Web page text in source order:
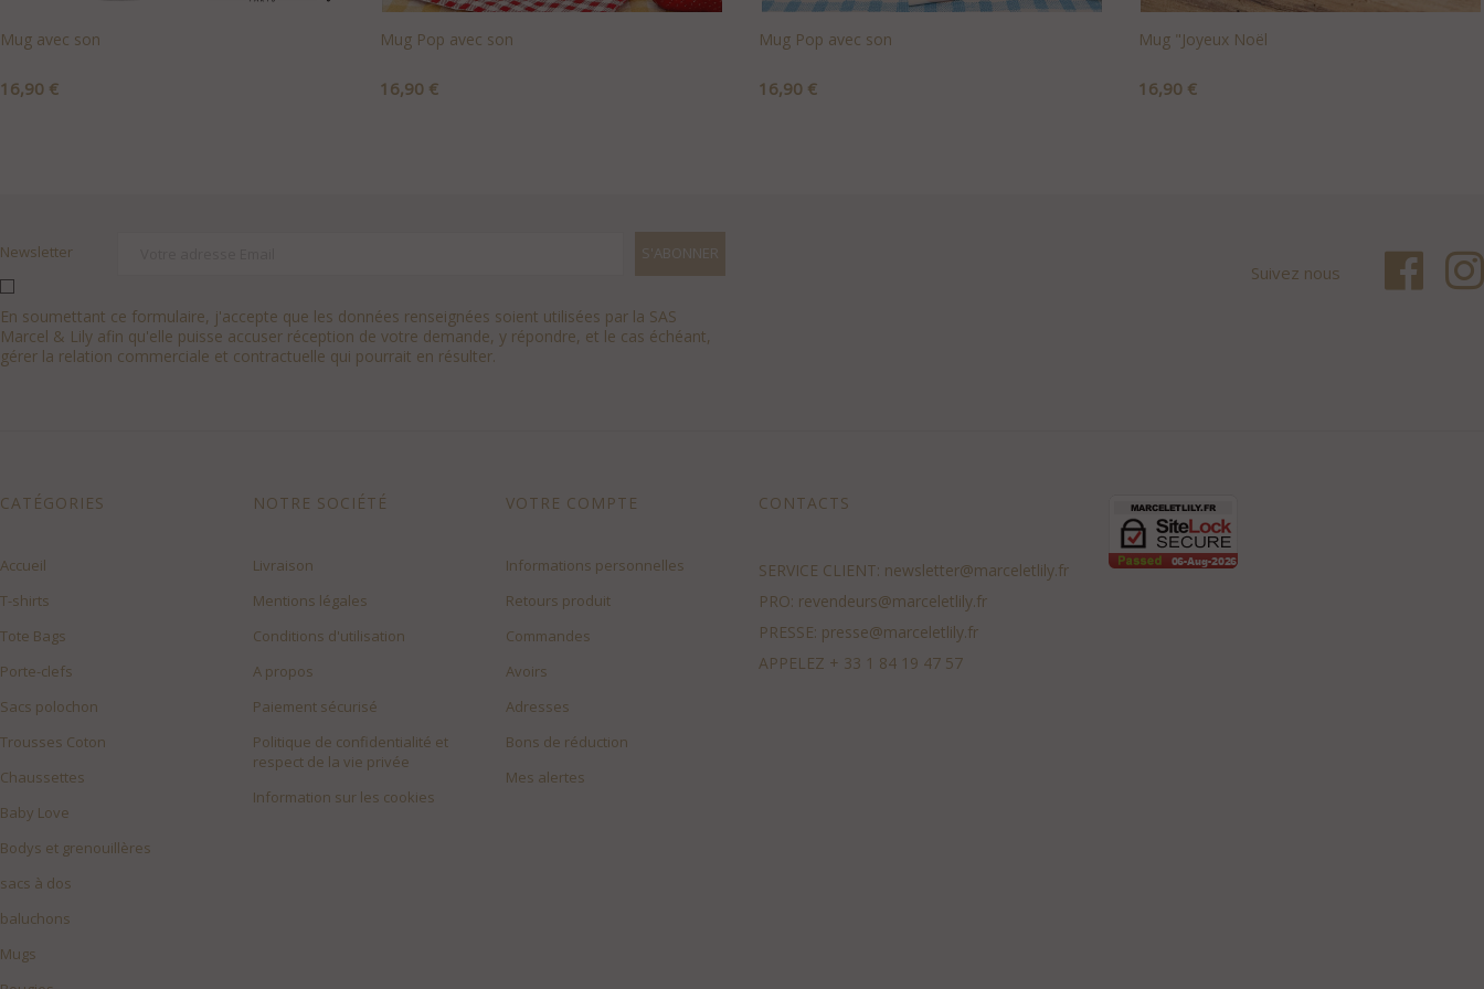
Mug avec son
Prix
16,90 €
Mug Pop avec son
Prix
16,90 €
Mug Pop avec son
Prix
16,90 €
Mug "Joyeux Noël
Prix
16,90 €
Newsletter
En soumettant ce formulaire, j'accepte que les données renseignées soient utilisées par la SAS
Marcel & Lily afin qu'elle puisse accuser réception de votre demande, y répondre, et le cas échéant,
gérer la relation commerciale et contractuelle qui pourrait en résulter.
Suivez nous
CATÉGORIES
Accueil
T-shirts
Tote Bags
Porte-clefs
Sacs polochon
Trousses Coton
Chaussettes
Baby Love
Bodys et grenouillères
sacs à dos
baluchons
Mugs
NOTRE SOCIÉTÉ
Livraison
Mentions légales
Conditions d'utilisation
A propos
Paiement sécurisé
Politique de confidentialité et
respect de la vie privée
Information sur les cookies
VOTRE COMPTE
Informations personnelles
Retours produit
Commandes
Avoirs
Adresses
Bons de réduction
Mes alertes
CONTACTS
SERVICE CLIENT: newsletter@marceletlily.fr
PRO: revendeurs@marceletlily.fr
PRESSE: presse@marceletlily.fr
APPELEZ + 33 1 84 19 47 57